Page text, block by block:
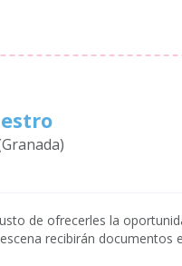
de ofrecerles la
recibirán